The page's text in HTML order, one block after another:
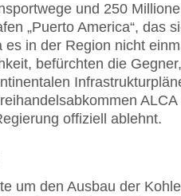
und 250
„Puerto America“, das
es in der Region nicht
befürchten die
ALCA
offiziell ablehnt.
um den Ausbau der